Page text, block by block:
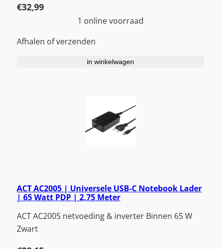
€32,99
1 online voorraad
Afhalen of verzenden
in winkelwagen
ACT AC2005 | Universele USB-C Notebook Lader
| 65 Watt PDP | 2,75 Meter
ACT AC2005 netvoeding & inverter Binnen 65 W
Zwart